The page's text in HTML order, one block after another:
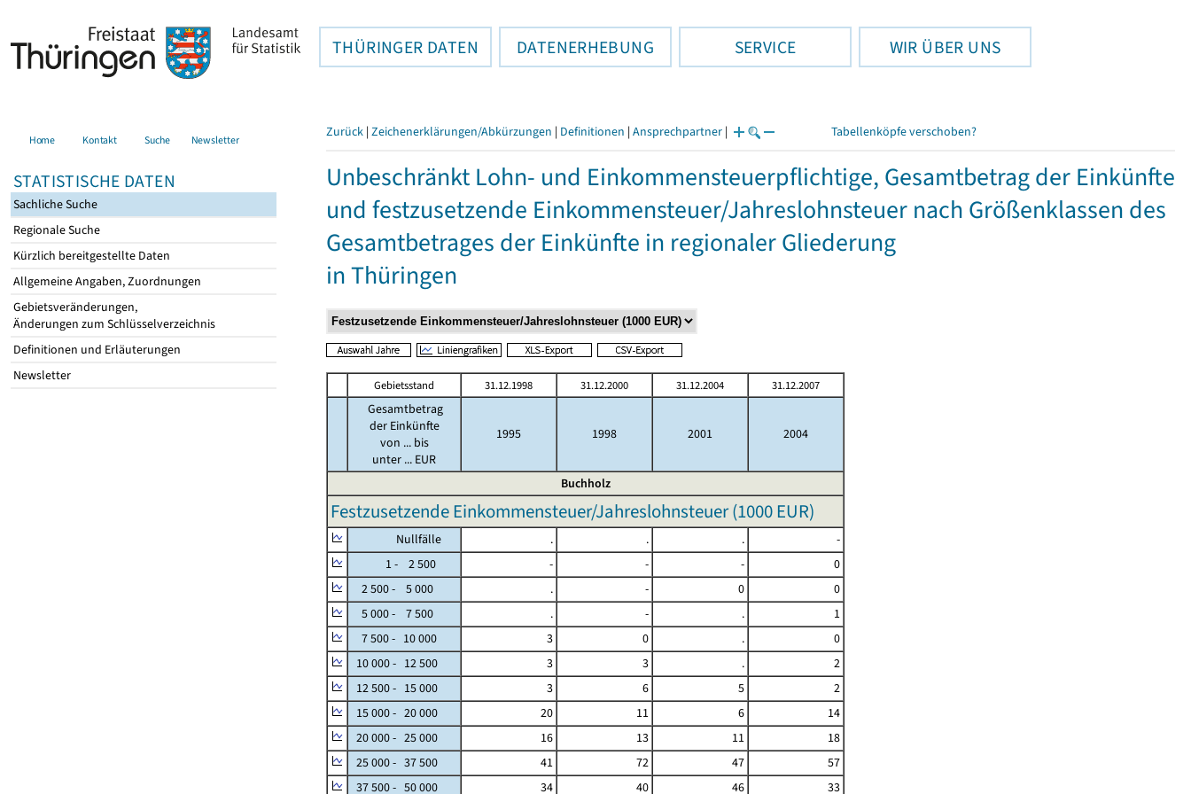
THÜRINGER DATEN DATENERHEBUNG SERVICE WIR ÜBER UNS
Home Kontakt Suche Newsletter
STATISTISCHE DATEN
Sachliche Suche
Regionale Suche
Kürzlich bereitgestellte Daten
Allgemeine Angaben, Zuordnungen
Gebietsveränderungen,
Änderungen zum Schlüsselverzeichnis
Definitionen und Erläuterungen
Newsletter
Zurück | Zeichenerklärungen/Abkürzungen | Definitionen | Ansprechpartner | Tabellenköpfe verschoben?
Unbeschränkt Lohn- und Einkommensteuerpflichtige, Gesamtbetrag der Einkünfte
und festzusetzende Einkommensteuer/Jahreslohnsteuer nach Größenklassen des
Gesamtbetrages der Einkünfte in regionaler Gliederung
in Thüringen
Gebietsstand 31.12.1998 31.12.2000 31.12.2004 31.12.2007
Gesamtbetrag
der Einkünfte
von ... bis
unter ... EUR
1995 1998 2001 2004
Buchholz
Festzusetzende Einkommensteuer/Jahreslohnsteuer (1000 EUR)
Nullfälle . . .
-
1 - 2 500
- - -
0
2 500 - 5 000
. - 0
0
5 000 - 7 500
. - .
1
7 500 - 10 000
3 0 .
0
10 000 - 12 500
3 3 .
2
12 500 - 15 000
3 6 5
2
15 000 - 20 000
20 11 6
14
20 000 - 25 000
16 13 11
18
25 000 - 37 500
41 72 47
57
37 500 - 50 000
34 40 46 33